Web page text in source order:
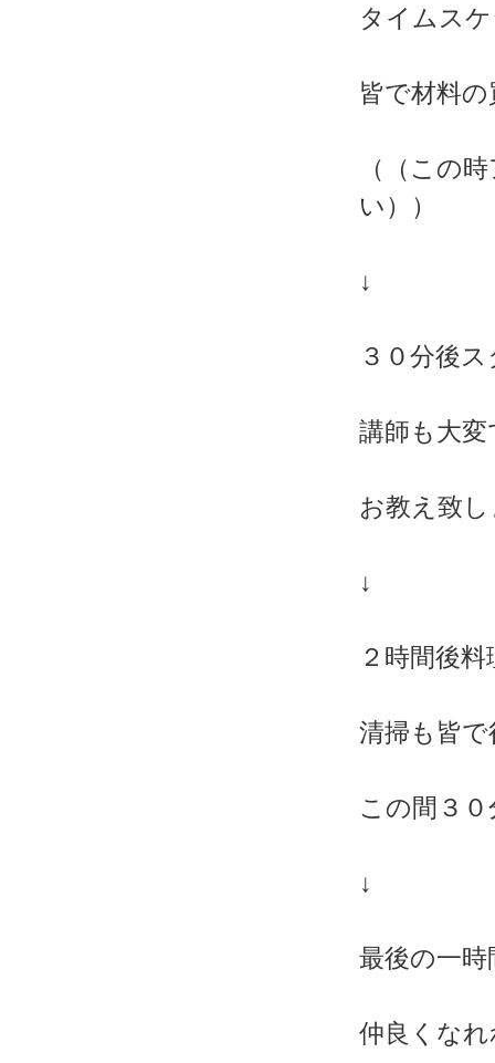
タイムス
皆で材料
（（この
い））
↓
３０分後
講師も大
お教え致
↓
２時間後
清掃も皆
この間３０
↓
最後の一
仲良くな